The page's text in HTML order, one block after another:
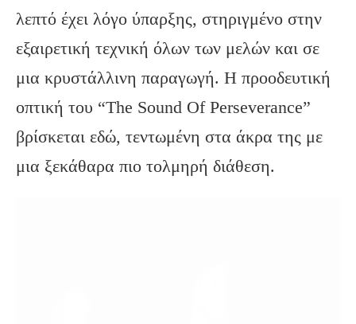
λεπτό έχει λόγο ύπαρξης, στηριγμένο στην
εξαιρετική τεχνική όλων των μελών και σε
μια κρυστάλλινη παραγωγή. Η προοδευτική
οπτική του “The Sound Of Perseverance”
βρίσκεται εδώ, τεντωμένη στα άκρα της με
μια ξεκάθαρα πιο τολμηρή διάθεση.